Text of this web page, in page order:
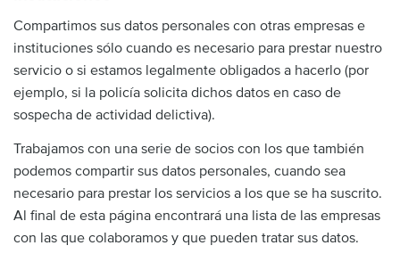
Compartimos sus datos personales con otras empresas e
instituciones sólo cuando es necesario para prestar nuestro
servicio o si estamos legalmente obligados a hacerlo (por
ejemplo, si la policía solicita dichos datos en caso de
sospecha de actividad delictiva).
Trabajamos con una serie de socios con los que también
podemos compartir sus datos personales, cuando sea
necesario para prestar los servicios a los que se ha suscrito.
Al final de esta página encontrará una lista de las empresas
con las que colaboramos y que pueden tratar sus datos.